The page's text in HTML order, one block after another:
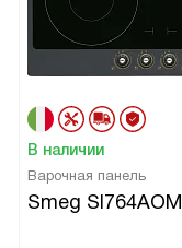
В наличии
Варочная панель
Smeg SI764AOM